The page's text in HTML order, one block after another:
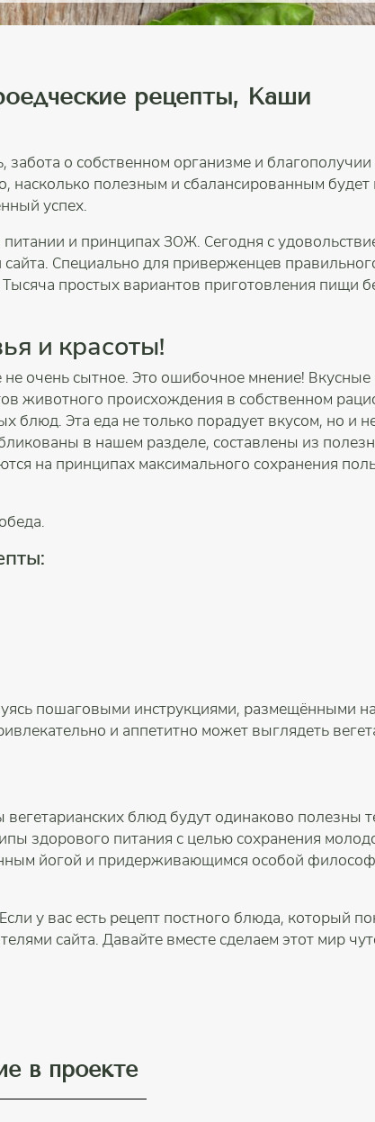
рецепты, Каши
о собственном организме и благополучии
насколько полезным и сбалансированным
успех.
и принципах ЗОЖ. Сегодня с
Специально для приверженцев
простых вариантов приготовления пищи
и красоты!
очень сытное. Это ошибочное мнение! Вкусные
животного происхождения в собственном
Эта еда не только порадует вкусом, но и
в нашем разделе, составлены из
на принципах максимального сохранения
пошаговыми инструкциями, размещёнными
и аппетитно может выглядеть
блюд будут одинаково полезны
здорового питания с целью сохранения
йогой и придерживающимся особой
у вас есть рецепт постного блюда, который
сайта. Давайте вместе сделаем этот мир
в проекте